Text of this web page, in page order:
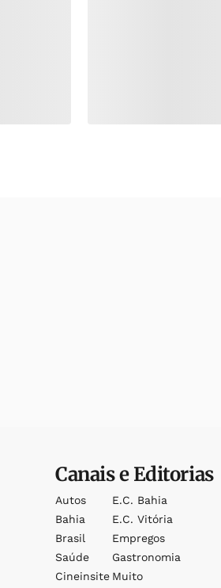
Canais e Editorias
Autos
Bahia
Brasil
Saúde
Cineinsite
E.c. Bahia
E.c. Vitória
Empregos
Gastronomia
Muito